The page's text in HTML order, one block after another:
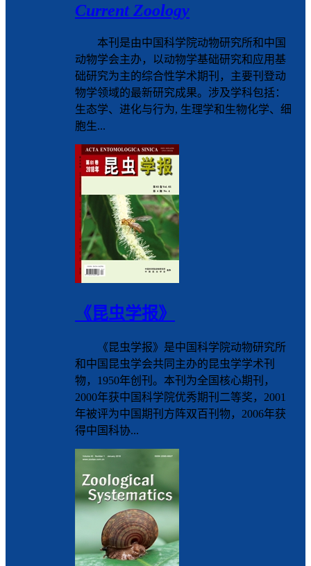
Current Zoology
本刊是由中国科学院动物研究所和中国
动物学会主办，以动物学基础研究和应用基
础研究为主的综合性学术期刊，主要刊登动
物学领域的最新研究成果。涉及学科包括：
生态学、进化与行为, 生理学和生物化学、细
胞生...
《昆虫学报》
《昆虫学报》是中国科学院动物研究所
和中国昆虫学会共同主办的昆虫学学术刊
物，1950年创刊。本刊为全国核心期刊，
2000年获中国科学院优秀期刊二等奖，2001
年被评为中国期刊方阵双百刊物，2006年获
得中国科协...